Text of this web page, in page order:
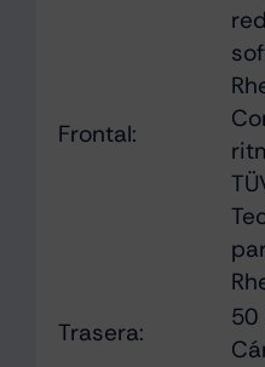
Frontal:
Trasera:
50